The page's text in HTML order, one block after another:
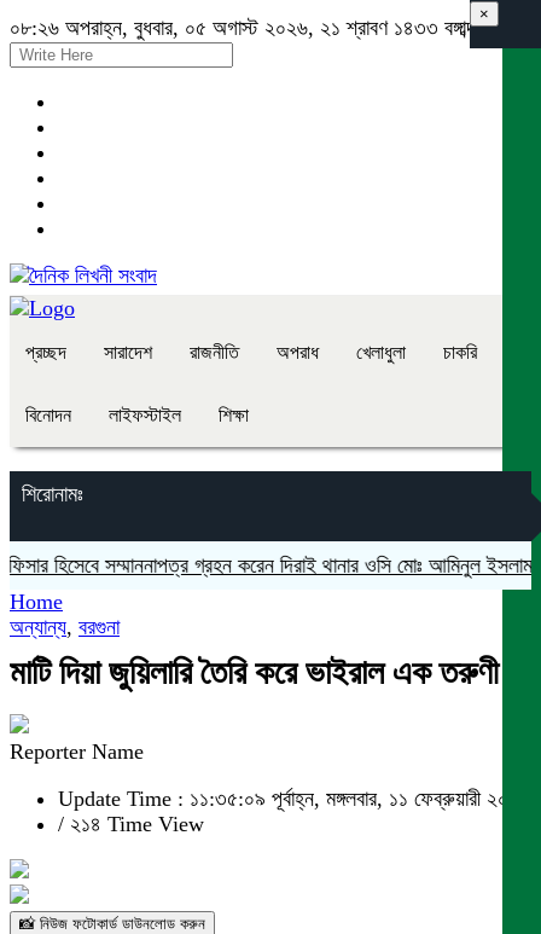
০৮:২৬ অপরাহ্ন, বুধবার, ০৫ অগাস্ট ২০২৬, ২১ শ্রাবণ ১৪৩৩ বঙ্গাব্দ
প্রচ্ছদ সারাদেশ রাজনীতি অপরাধ খেলাধুলা চাকরি
বিনোদন লাইফস্টাইল শিক্ষা
শিরোনামঃ
হিসেবে সম্মাননাপত্র গ্রহন করেন দিরাই থানার ওসি মোঃ আমিনুল ইসলাম
×
Home
অন্যান্য, বরগুনা
মাটি দিয়া জুয়িলারি তৈরি করে ভাইরাল এক তরুণী
Reporter Name
Update Time : ১১:৩৫:০৯ পূর্বাহ্ন, মঙ্গলবার, ১১ ফেব্রুয়ারী ২০২৫
/ ২১৪ Time View
📸 নিউজ ফটোকার্ড ডাউনলোড করুন